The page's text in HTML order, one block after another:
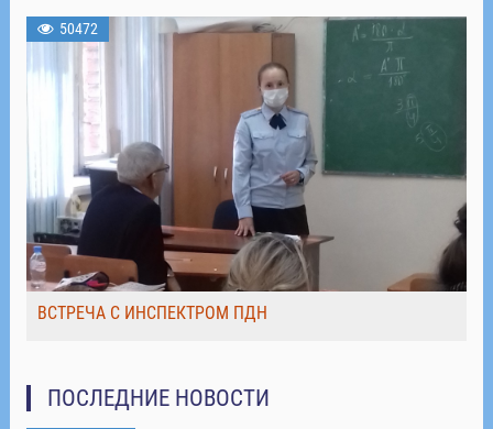
50472
ВСТРЕЧА С ИНСПЕКТРОМ ПДН
ПОСЛЕДНИЕ НОВОСТИ